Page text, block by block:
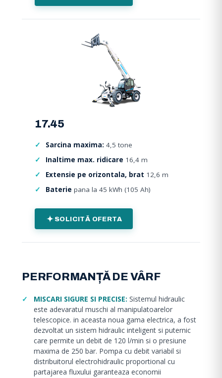
17.45
Sarcina maxima: 4,5 tone
Inaltime max. ridicare 16,4 m
Extensie pe orizontala, brat 12,6 m
Baterie pana la 45 kWh (105 Ah)
SOLICITĂ OFERTA
PERFORMANȚĂ DE VÂRF
MISCARI SIGURE SI PRECISE: Sistemul hidraulic
este adevaratul muschi al manipulatoarelor
telescopice. in aceasta noua gama electrica, a fost
dezvoltat un sistem hidraulic inteligent si puternic
care permite un debit de 120 l/min si o presiune
maxima de 250 bar. Pompa cu debit variabil si
distribuitorul electrohidraulic proportional cu
partajarea fluxului garanteaza economii